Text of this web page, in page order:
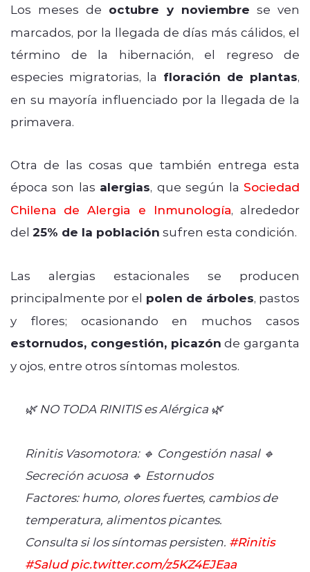
Los meses de octubre y noviembre se ven
marcados, por la llegada de días más cálidos, el
término de la hibernación, el regreso de
especies migratorias, la floración de plantas,
en su mayoría influenciado por la llegada de la
primavera.
Otra de las cosas que también entrega esta
época son las alergias, que según laSociedad
Chilena de Alergia e Inmunología, alrededor
del 25% de la población sufren esta condición.
Las alergias estacionales se producen
principalmente por el polen de árboles, pastos
y flores; ocasionando en muchos casos
estornudos, congestión, picazón de garganta
y ojos, entre otros síntomas molestos.
🌿 NO TODA RINITIS es Alérgica 🌿
Rinitis Vasomotora: 🔹 Congestión nasal 🔹
Secreción acuosa 🔹 Estornudos
Factores: humo, olores fuertes, cambios de
temperatura, alimentos picantes.
Consulta si los síntomas persisten. #Rinitis
#Salud pic.twitter.com/z5KZ4EJEaa